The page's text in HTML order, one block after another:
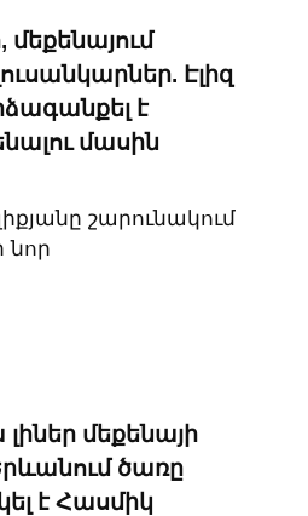
Էլիզ
է
մասին
շարունակում
նոր
մեքենայի
ծառը
է Հասմիկ